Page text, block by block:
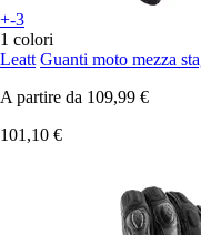
+-3
1 colori
Leatt Guanti moto mezza
A partire da 109,99 €
101,10 €